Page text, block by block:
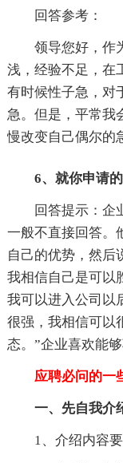
回答参考：
领导您好，作
浅，经验不足，在
有时候性子急，对
急。但是，平常我
慢改变自己偶尔的
6、就你申请
回答提示：企
一般不直接回答。
自己的优势，然后
我相信自己是可以
我可以进入公司以
很强，我相信可以
态。”企业喜欢能
应聘必问的一
一、先自我介
1、介绍内容